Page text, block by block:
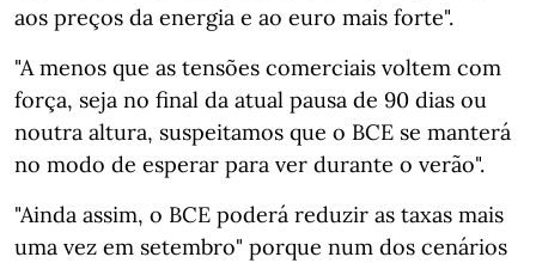
aos preços da energia e ao euro mais forte".
"A menos que as tensões comerciais voltem com
força, seja no final da atual pausa de 90 dias ou
noutra altura, suspeitamos que o BCE se manterá
no modo de esperar para ver durante o verão".
"Ainda assim, o BCE poderá reduzir as taxas mais
uma vez em setembro" porque num dos cenários